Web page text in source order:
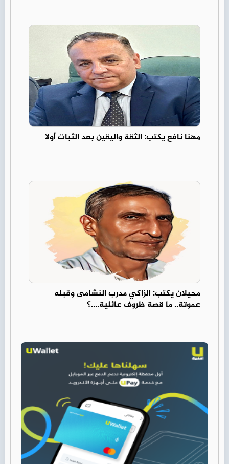
مهنا نافع يكتب: الثقة واليقين بعد الثبات أولا
محيلان يكتب: الزاكي مدرب النشامى وقبله
عموتة.. ما قصة ظروف عائلية....؟